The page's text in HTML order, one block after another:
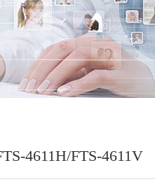
4611H/FTS-4611V